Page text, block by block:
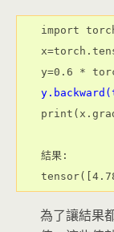
import
結果:
為了讓結果